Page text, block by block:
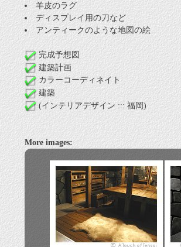
羊皮のラグ
ディスプレイ用の刀など
アンティークのような地図の絵
完成予想図
建築計画
カラーコーディネイト
建築
(インテリアデザイン ::: 福岡)
More images: